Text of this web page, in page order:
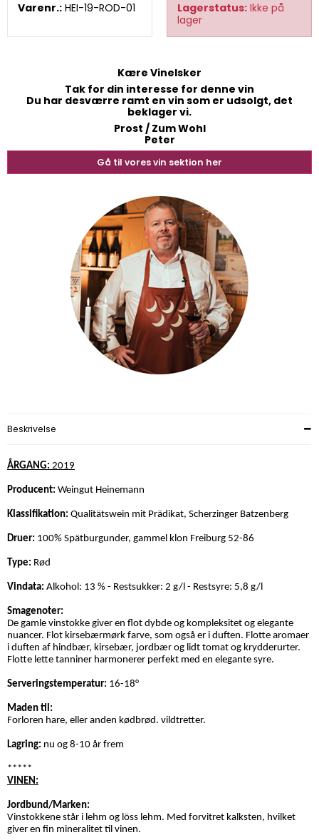
Varenr.: HEI-19-ROD-01 Lagerstatus: Ikke på
lager
Kære Vinelsker
Tak for din interesse for denne vin
Du har desværre ramt en vin som er udsolgt, det
beklager vi.
Prost / Zum Wohl
Peter
Gå til vores vin sektion her
Beskrivelse
ÅRGANG: 2019
Producent: Weingut Heinemann
Klassifikation: Qualitätswein mit Prädikat, Scherzinger Batzenberg
Druer: 100% Spätburgunder, gammel klon Freiburg 52-86
Type: Rød
Vindata: Alkohol: 13 % - Restsukker: 2 g/l - Restsyre: 5,8 g/l
Smagenoter:
De gamle vinstokke giver en flot dybde og kompleksitet og elegante
nuancer. Flot kirsebærmørk farve, som også er i duften. Flotte aromaer
i duften af hindbær, kirsebær, jordbær og lidt tomat og krydderurter.
Flotte lette tanniner harmonerer perfekt med en elegante syre.
Serveringstemperatur: 16-18°
Maden til:
Forloren hare, eller anden kødbrød. vildtretter.
Lagring: nu og 8-10 år frem
*****
VINEN:
Jordbund/Marken:
Vinstokkene står i lehm og löss lehm. Med forvitret kalksten, hvilket
giver en fin mineralitet til vinen.